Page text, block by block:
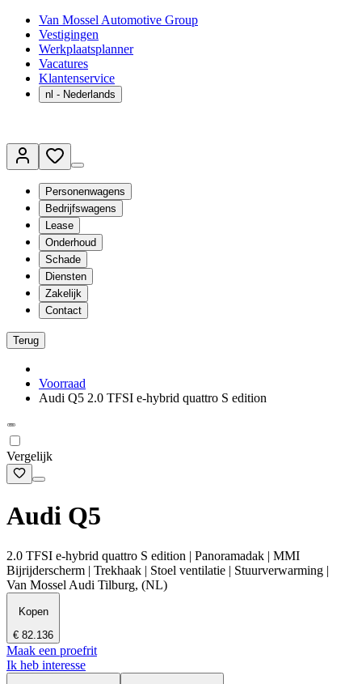
Van Mossel Automotive Group
Vestigingen
Werkplaatsplanner
Vacatures
Klantenservice
nl - Nederlands
Personenwagens
Bedrijfswagens
Lease
Onderhoud
Schade
Diensten
Zakelijk
Contact
Terug
Voorraad
Audi Q5 2.0 TFSI e-hybrid quattro S edition
Vergelijk
Audi Q5
2.0 TFSI e-hybrid quattro S edition | Panoramadak | MMI
Bijrijderscherm | Trekhaak | Stoel ventilatie | Stuurverwarming |
Van Mossel Audi Tilburg, (NL)
Kopen
€ 82.136
Maak een proefrit
Ik heb interesse